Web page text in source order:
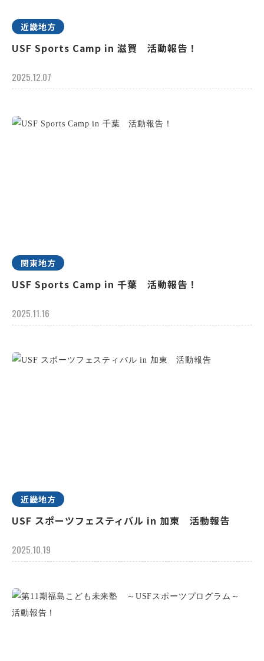
近畿地方
USF Sports Camp in 滋賀 活動報告！
2025.12.07
関東地方
USF Sports Camp in 千葉 活動報告！
2025.11.16
近畿地方
USF スポーツフェスティバル in 加東 活動報告
2025.10.19